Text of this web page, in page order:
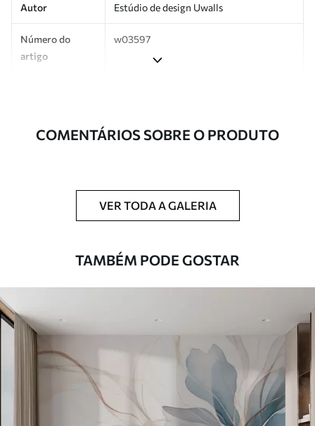
Autor Estúdio de design Uwalls
Número do
artigo
w03597
Adicionalmente
Disponível com revestimento de verniz
esponja macia. Murais de parede com
revestimento de verniz podem ser limpos
Aplicação perfeita
Materiais disponíveis
Standard
/m²
COMENTÁRIOS SOBRE O PRODUTO
VER TODA A GALERIA
TAMBÉM PODE GOSTAR